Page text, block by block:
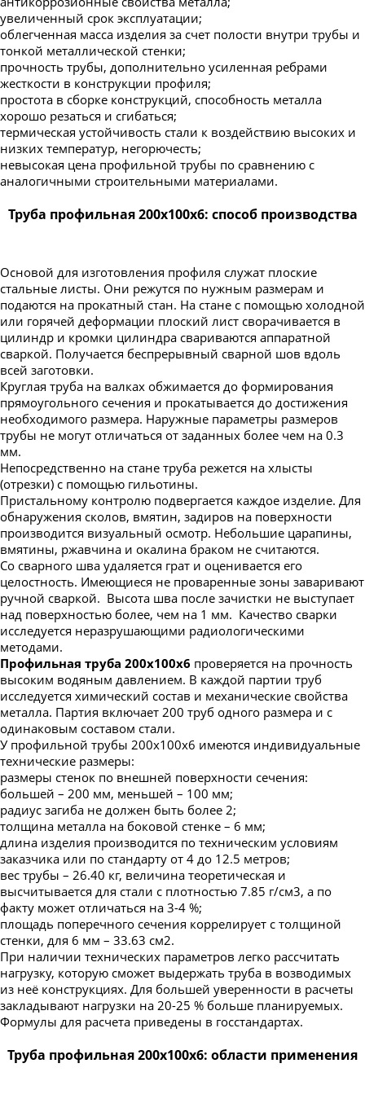
увеличенный срок эксплуатации;
облегченная масса изделия за счет полости внутри трубы и
тонкой металлической стенки;
прочность трубы, дополнительно усиленная ребрами
жесткости в конструкции профиля;
простота в сборке конструкций, способность металла
хорошо резаться и сгибаться;
термическая устойчивость стали к воздействию высоких и
низких температур, негорючесть;
невысокая цена профильной трубы по сравнению с
аналогичными строительными материалами.
Труба профильная 200х100х6: способ производства
Основой для изготовления профиля служат плоские
стальные листы. Они режутся по нужным размерам и
подаются на прокатный стан. На стане с помощью холодной
или горячей деформации плоский лист сворачивается в
цилиндр и кромки цилиндра свариваются аппаратной
сваркой. Получается беспрерывный сварной шов вдоль
всей заготовки.
Круглая труба на валках обжимается до формирования
прямоугольного сечения и прокатывается до достижения
необходимого размера. Наружные параметры размеров
трубы не могут отличаться от заданных более чем на 0.3
мм.
Непосредственно на стане труба режется на хлысты
(отрезки) с помощью гильотины.
Пристальному контролю подвергается каждое изделие. Для
обнаружения сколов, вмятин, задиров на поверхности
производится визуальный осмотр. Небольшие царапины,
вмятины, ржавчина и окалина браком не считаются.
Со сварного шва удаляется грат и оценивается его
целостность. Имеющиеся не проваренные зоны заваривают
ручной сваркой. Высота шва после зачистки не выступает
над поверхностью более, чем на 1 мм. Качество сварки
исследуется неразрушающими радиологическими
методами.
Профильная труба 200х100х6 проверяется на прочность
высоким водяным давлением. В каждой партии труб
исследуется химический состав и механические свойства
металла. Партия включает 200 труб одного размера и с
одинаковым составом стали.
У профильной трубы 200х100х6 имеются индивидуальные
технические размеры:
размеры стенок по внешней поверхности сечения:
большей – 200 мм, меньшей – 100 мм;
радиус загиба не должен быть более 2;
толщина металла на боковой стенке – 6 мм;
длина изделия производится по техническим условиям
заказчика или по стандарту от 4 до 12.5 метров;
вес трубы – 26.40 кг, величина теоретическая и
высчитывается для стали с плотностью 7.85 г/см3, а по
факту может отличаться на 3-4 %;
площадь поперечного сечения коррелирует с толщиной
стенки, для 6 мм – 33.63 см2.
При наличии технических параметров легко рассчитать
нагрузку, которую сможет выдержать труба в возводимых
из неё конструкциях. Для большей уверенности в расчеты
закладывают нагрузки на 20-25 % больше планируемых.
Формулы для расчета приведены в госстандартах.
Труба профильная 200х100х6: области применения